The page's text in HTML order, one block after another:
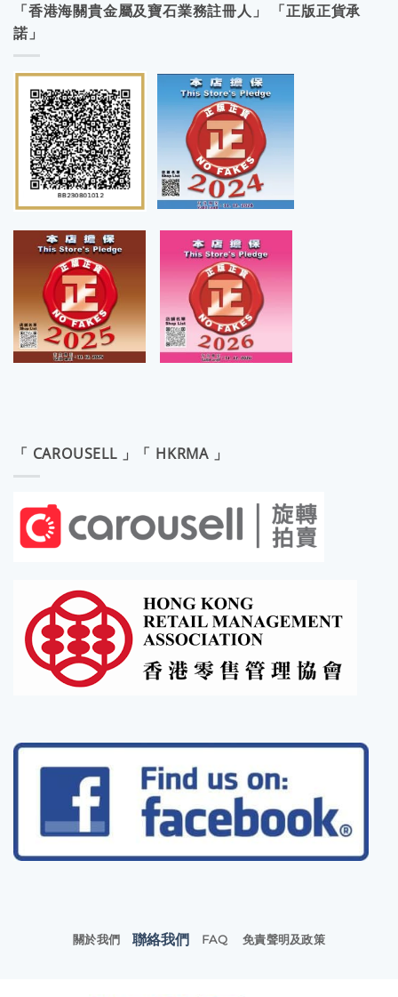
「香港海關貴金屬及寶石業務註冊人」 「正版正貨承
諾」
「 CAROUSELL 」「 HKRMA 」
關於我們 聯絡我們 FAQ 免責聲明及政策